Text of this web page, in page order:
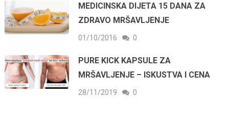
MEDICINSKA DIJETA 15 DANA ZA
ZDRAVO MRŠAVLJENJE
01/10/2016 0
PURE KICK KAPSULE ZA
MRŠAVLJENJE – ISKUSTVA I CENA
28/11/2019 0